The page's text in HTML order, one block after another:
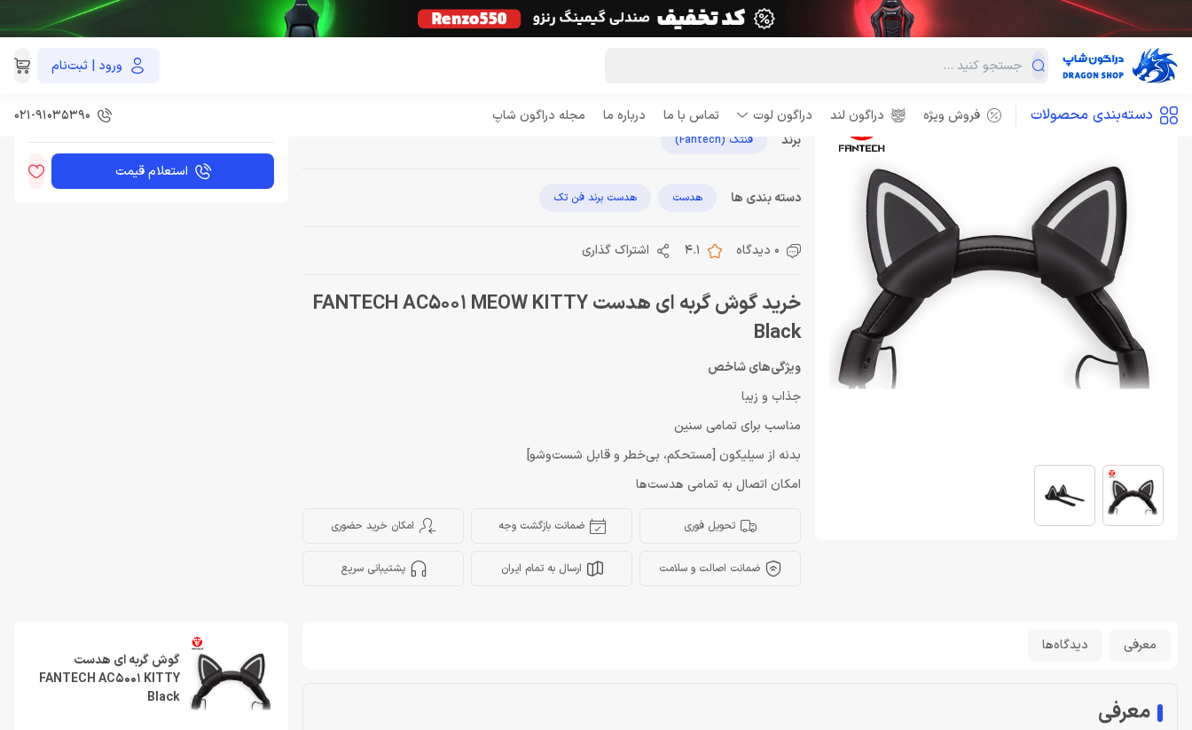
ورود | ثبت‌نام
دسته‌بندی محصولات فروش ویژه دراگون لند دراگون لوت تماس با ما درباره ما مجله دراگون شاپ ۰۲۱-۹۱۰۳۵۳۹0
هدست هدست برند فن تک گوش گربه ای هدست FANTECH AC5001 KITTY Black
جهت استعلام موجودی، تماس بگیرید
برند فنتک (Fantech)
دسته بندی ها هدست هدست برند فن تک
0 دیدگاه 4.1 اشتراک گذاری
خرید گوش گربه ای هدست FANTECH AC5001 MEOW KITTY
Black
ویژگی‌های شاخص
جذاب و زیبا
مناسب برای تمامی سنین
بدنه از سیلیکون [مستحکم، بی‌خطر و قابل شست‌وشو]
امکان اتصال به تمامی هدست‌ها
تحویل فوری ضمانت بازگشت وجه امکان خرید حضوری
ضمانت اصالت و سلامت ارسال به تمام ایران پشتیبانی سریع
این محصول به‌صورت اختصاصی و با هماهنگی قابل
استعلام قیمت
معرفی دیدگاه‌ها
معرفی
گوش گربه ای هدست
FANTECH AC5001 KITTY
Black